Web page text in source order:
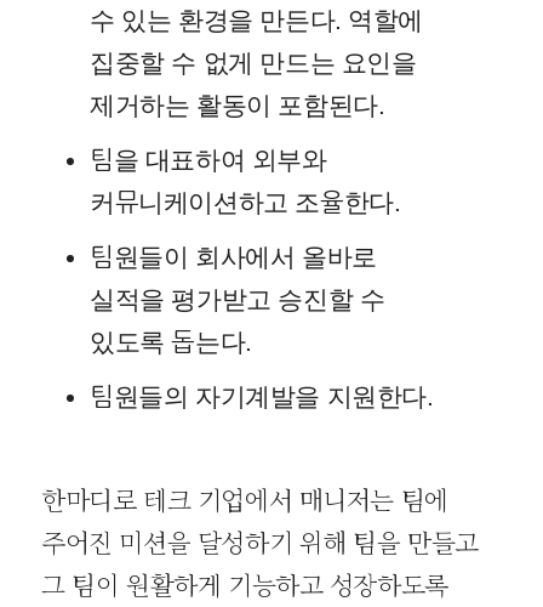
수 있는 환경을 만든다. 역할에
집중할 수 없게 만드는 요인을
제거하는 활동이 포함된다.
팀을 대표하여 외부와
커뮤니케이션하고 조율한다.
팀원들이 회사에서 올바로
실적을 평가받고 승진할 수
있도록 돕는다.
팀원들의 자기계발을 지원한다.
한마디로 테크 기업에서 매니저는 팀에
주어진 미션을 달성하기 위해 팀을 만들고
그 팀이 원활하게 기능하고 성장하도록